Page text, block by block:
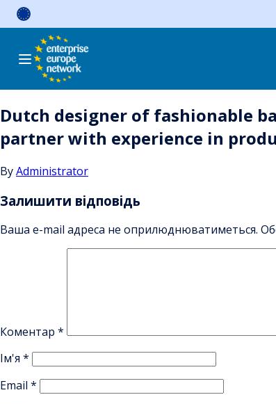
Skip
Dutch designer of fashionable
partner with experience in
ByAdministrator
Залишити відповідь
Ваша e-mail адреса не оприлюднюватиметься.
Коментар *
Ім'я *
Email *